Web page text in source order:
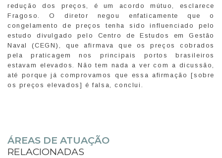
redução dos preços, é um acordo mútuo, esclarece
Fragoso. O diretor negou enfaticamente que o
congelamento de preços tenha sido influenciado pelo
estudo divulgado pelo Centro de Estudos em Gestão
Naval (CEGN), que afirmava que os preços cobrados
pela praticagem nos principais portos brasileiros
estavam elevados. Não tem nada a ver com a dicussão,
até porque já comprovamos que essa afirmação [sobre
os preços elevados] é falsa, conclui.
ÁREAS DE ATUAÇÃO
RELACIONADAS